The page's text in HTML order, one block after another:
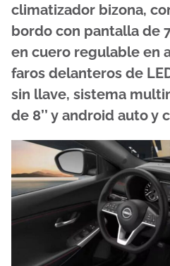
climatizador bizona,
bordo con pantalla de
en cuero regulable en
faros delanteros de
sin llave, sistema
de 8’’ y android auto y